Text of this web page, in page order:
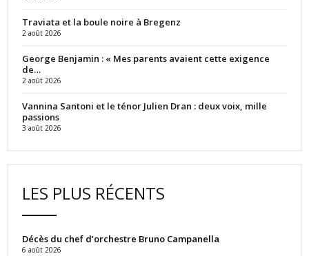
Traviata et la boule noire à Bregenz
2 août 2026
George Benjamin : « Mes parents avaient cette exigence
de…
2 août 2026
Vannina Santoni et le ténor Julien Dran : deux voix, mille
passions
3 août 2026
LES PLUS RÉCENTS
Décès du chef d’orchestre Bruno Campanella
6 août 2026